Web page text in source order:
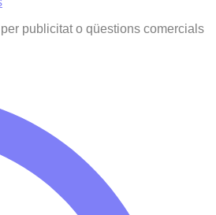
publicitat o qüestions comercials